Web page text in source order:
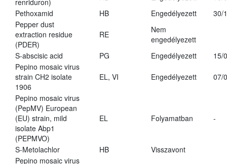
renriduron)
Pethoxamid
HB Engedélyezett
30/
Pepper dust
extraction residue
(PDER)
RE
Nem
engedélyezett
S-abscisic acid
PG Engedélyezett
15/
Pepino mosaic virus
strain CH2 isolate
1906
EL, VI Engedélyezett 07/
Pepino mosaic virus
(PepMV) European
(EU) strain, mild
isolate Abp1
(PEPMVO)
EL Folyamatban -
S-Metolachlor HB
Visszavont
Pepino mosaic virus